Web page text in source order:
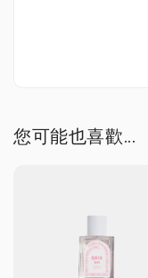
您可能也喜歡...